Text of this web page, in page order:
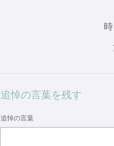
追悼の言葉を残す
追悼の言葉